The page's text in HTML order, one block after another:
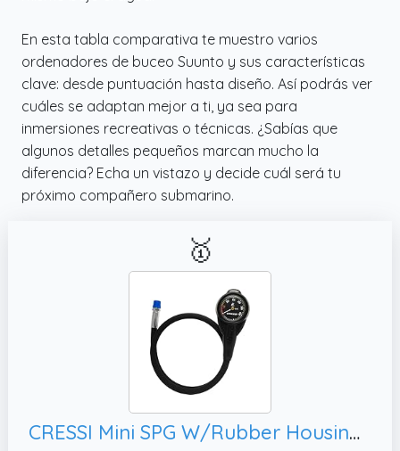
En esta tabla comparativa te muestro varios
ordenadores de buceo Suunto y sus características
clave: desde puntuación hasta diseño. Así podrás ver
cuáles se adaptan mejor a ti, ya sea para
inmersiones recreativas o técnicas. ¿Sabías que
algunos detalles pequeños marcan mucho la
diferencia? Echa un vistazo y decide cuál será tu
próximo compañero submarino.
🥇
CRESSI Mini SPG W/Rubber Housing Vale 300 C Black (BAR) - Mini manómetro con carcasa de goma y látigo HP, Unisex